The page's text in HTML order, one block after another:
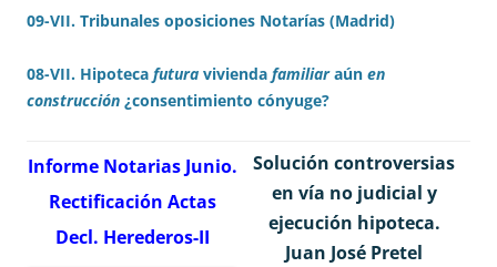
09-VII. Tribunales oposiciones Notarías (Madrid)
08-VII. Hipoteca futura vivienda familiaraún en
construcción ¿consentimiento cónyuge?
Informe Notarias Junio.
Rectificación Actas
Decl. Herederos-II
Solución controversias
en vía no judicial y
ejecución hipoteca.
Juan José Pretel